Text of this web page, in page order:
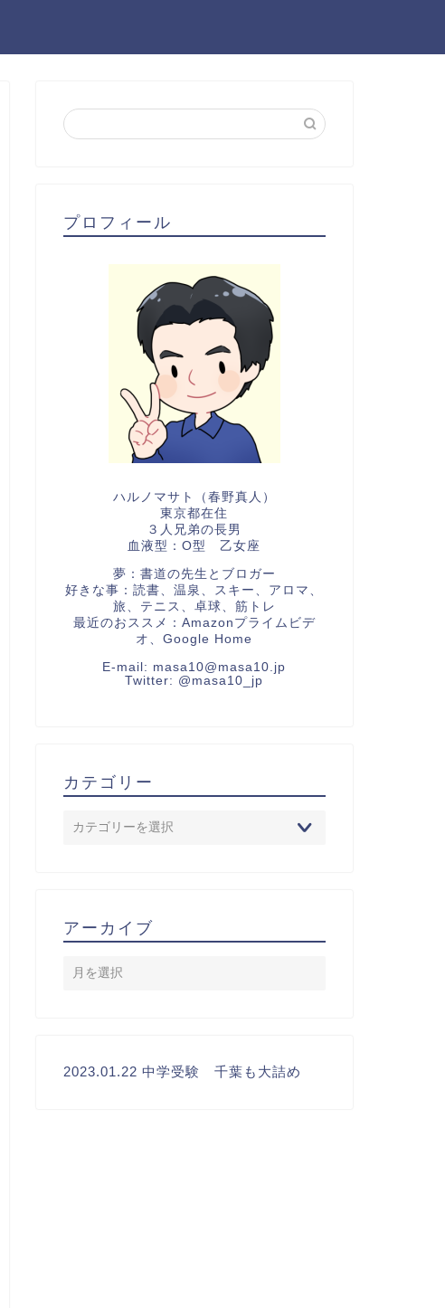
プロフィール
ハルノマサト（春野真人）
東京都在住
３人兄弟の長男
血液型：O型 乙女座
夢：書道の先生とブロガー
好きな事：読書、温泉、スキー、アロマ、
旅、テニス、卓球、筋トレ
最近のおススメ：Amazonプライムビデ
オ、Google Home
E-mail: masa10@masa10.jp
Twitter: @masa10_jp
カテゴリー
アーカイブ
2023.01.22 中学受験 千葉も大詰め